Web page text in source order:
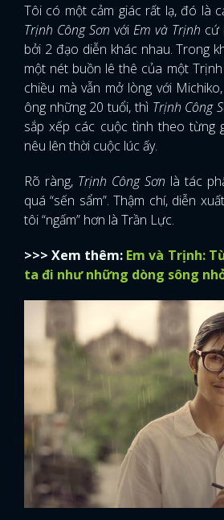
Tôi có một cảm giác rất lạ, đó là
Trịnh Công Sơn với Em và Trịnh cứ
bởi 2 đạo diễn khác nhau. Trong
một nét buồn lê thê của một
chiều mà vẫn mở lòng với
ông những 20 tuổi, thì Trịnh Công
sắp xếp các cuộc tình theo từng
nêu lên thời cuộc lúc ấy.
Rõ ràng, Trịnh Công Sơn là tác
quá “sến sẩm”. Thậm chí, diễn
tôi “ngấm” hơn là Trần Lực.
>>> Xem thêm: Em và Trịnh:
ta đi như những dòng sông